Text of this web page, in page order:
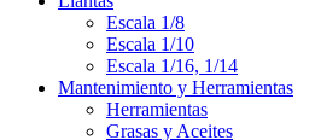
Escala 1/8
Escala 1/10
Escala 1/16, 1/14
Mantenimiento y Herramientas
Herramientas
Grasas y Aceites